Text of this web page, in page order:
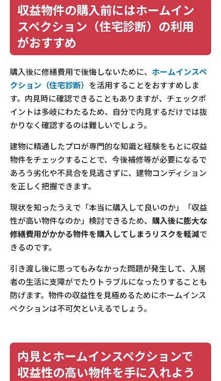
収益物件の購入前にはホームイン
スペクション（住宅診断）の利用
がおすすめ
購入後に修繕費用で後悔しないために、 ホームインスペ
クション（住宅診断） を活用することをおすすめしま
す。内見時に確認できることもありますが、チェックポ
イントは多岐にわたるため、自分で内見するだけでは抜
かりなく確認するのは難しいでしょう。
建物に精通したプロが専門的な知識と経験をもとに収益
物件をチェックすることで、今後補修等が必要になるで
あろう劣化や不具合を見逃さずに、建物コンディション
を正しく把握できます。
現状を知ったうえで「本当に購入して良いのか」「収益
性が高い物件なのか」検討できるため、 購入後に膨大な
修繕費用がかかる物件を購入してしまうリスクを軽減で
きるのです。
引き渡し後に思ってもみなかった問題が発生して、入居
者の生活に支障がでたりトラブルになったりすることも
防げます。物件の収益性を見極めるためにホームインス
ペクションは不可欠といえるでしょう。
内見とホームインスペクションで
収益性の高い物件を手に入れよう